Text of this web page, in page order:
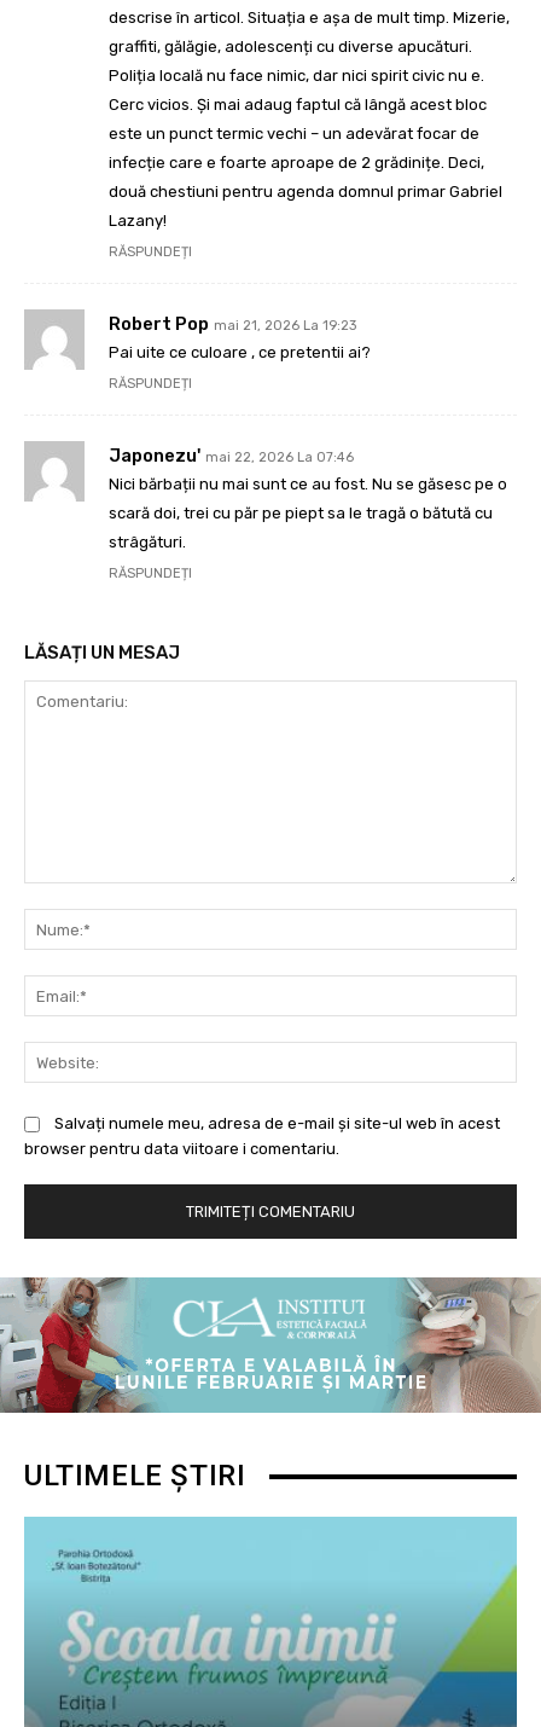
descrise în articol. Situația e așa de mult timp. Mizerie,
graffiti, gălăgie, adolescenți cu diverse apucături.
Poliția locală nu face nimic, dar nici spirit civic nu e.
Cerc vicios. Și mai adaug faptul că lângă acest bloc
este un punct termic vechi – un adevărat focar de
infecție care e foarte aproape de 2 grădinițe. Deci,
două chestiuni pentru agenda domnul primar Gabriel
Lazany!
RĂSPUNDEȚI
Robert Pop mai 21, 2026 La 19:23
Pai uite ce culoare , ce pretentii ai?
RĂSPUNDEȚI
Japonezu' mai 22, 2026 La 07:46
Nici bărbații nu mai sunt ce au fost. Nu se găsesc pe o
scară doi, trei cu păr pe piept sa le tragă o bătută cu
strâgături.
RĂSPUNDEȚI
LĂSAȚI UN MESAJ
Salvați numele meu, adresa de e-mail și site-ul web în acest
browser pentru data viitoare i comentariu.
ULTIMELE ȘTIRI